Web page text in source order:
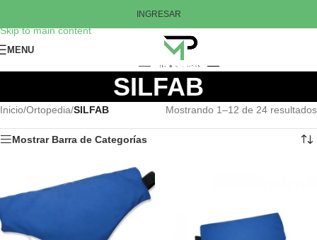
Skip to main content
INGRESAR
MENU
SILFAB
Inicio/Ortopedia/SILFAB Mostrando 1–12 de 24 resultados
Mostrar Barra de Categorías